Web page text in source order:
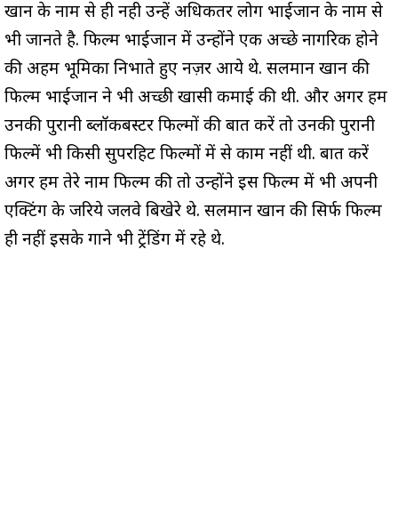
खान के नाम से ही नही उन्हें अधिकतर लोग भाईजान के नाम से
भी जानते है. फिल्म भाईजान में उन्होंने एक अच्छे नागरिक होने
की अहम भूमिका निभाते हुए नज़र आये थे. सलमान खान की
फिल्म भाईजान ने भी अच्छी खासी कमाई की थी. और अगर हम
उनकी पुरानी ब्लॉकबस्टर फिल्मों की बात करें तो उनकी पुरानी
फिल्में भी किसी सुपरहिट फिल्मों में से काम नहीं थी. बात करें
अगर हम तेरे नाम फिल्म की तो उन्होंने इस फिल्म में भी अपनी
एक्टिंग के जरिये जलवे बिखेरे थे. सलमान खान की सिर्फ फिल्म
ही नहीं इसके गाने भी ट्रेंडिंग में रहे थे.